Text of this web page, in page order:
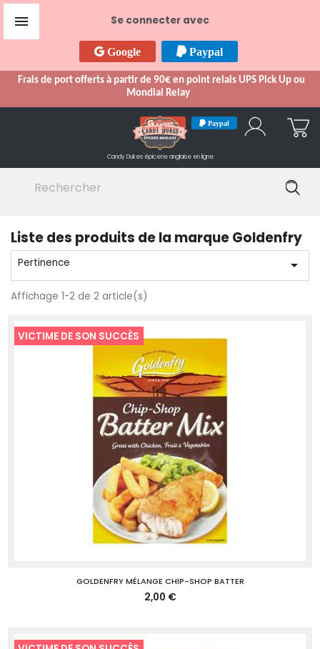
Se connecter avec
Google Paypal
Frais de port offerts à partir de 90€ en point relais UPS Pick Up ou
Mondial Relay

Google Paypal
Candy Dukes épicerie anglaise en ligne
Liste des produits de la marque Goldenfry
Pertinence 
Affichage 1-2 de 2 article(s)
GOLDENFRY MÉLANGE CHIP-SHOP BATTER
2,00 €
VICTIME DE SON SUCCÈS